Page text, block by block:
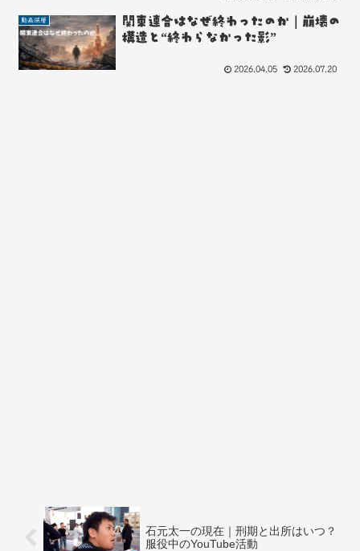
動画深層
関東連合はなぜ終わったのか｜崩壊の
構造と“終わらなかった影”
2026.04.05 2026.07.20
石元太一の現在｜刑期と出所はいつ？
服役中のYouTube活動